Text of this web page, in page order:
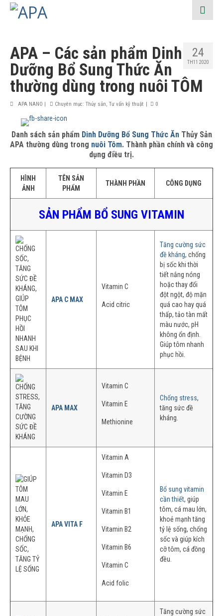
24
TH11 2020
APA – Các sản phẩm Dinh
Dưỡng Bổ Sung Thức Ăn
thường dùng trong nuôi TÔM
APA NANO | Chuyên mục: Thủy sản, Tư vấn kỹ thuật | 0
Danh sách sản phẩm Dinh Dưỡng Bổ Sung Thức ĂnThủy Sản
APA thường dùng trong nuôi Tôm. Thành phần chính và công
dụng điều trị.
HÌNH
ẢNH
TÊN SẢN
PHẨM
THÀNH PHẦN CÔNG DỤNG
SẢN PHẨM BỔ SUNG VITAMIN
APA C MAX
Vitamin C
Acid citric
Tăng cường sức
đề kháng, chống
bị sốc khi thời
tiết nắng nóng
hoặc thay đổi
đột ngột, độ mặn
quá cao hay quá
thấp, tảo tàn mất
màu nước, pH
không ổn định.
Giúp tôm nhanh
phục hồi.
APA MAX
Vitamin C
Vitamin E
Methionine
Chống stress,
tăng sức đề
kháng.
APA VITA F
Vitamin A
Vitamin D3
Vitamin E
Vitamin B1
Vitamin B2
Vitamin B6
Vitamin C
Acid folic
Bổ sung vitamin
cần thiết, giúp
tôm, cá mau lớn,
khoẻ mạnh tăng
tỷ lệ sống, chống
sốc và giúp kích
cỡ tôm, cá đồng
đều.
Tăng cường sức